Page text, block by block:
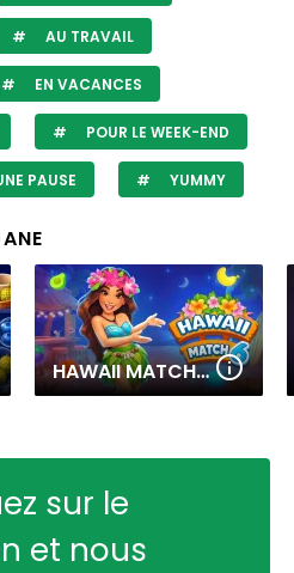
AU TRAVAIL
EN VACANCES
POUR LE WEEK-END
PAUSE YUMMY
HAWAII MATCH 6
sur le
et nous